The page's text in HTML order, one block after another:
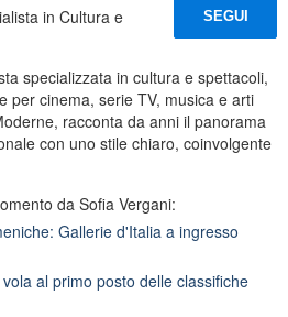
in Cultura e
SEGUI
specializzata in cultura e spettacoli,
per cinema, serie TV, musica e arti
racconta da anni il panorama
con uno stile chiaro, coinvolgente
da Sofia Vergani:
Gallerie d'Italia a ingresso
al primo posto delle classifiche